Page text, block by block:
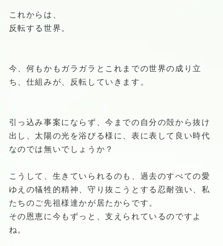
これからは、
反転する世界。
今、何もかもガラガラとこれまでの世界の成り立
ち、仕組みが、反転していきます。
引っ込み事案にならず、今までの自分の殻から抜け
出し、太陽の光を浴びる様に、表に表して良い時代
なのでは無いでしょうか？
こうして、生きていられるのも、過去のすべての愛
ゆえの犠牲的精神、守り抜こうとする忍耐強い、私
たちのご先祖様達かが居たからです。
その恩恵に今もずっと、支えられているのですよ
ね。